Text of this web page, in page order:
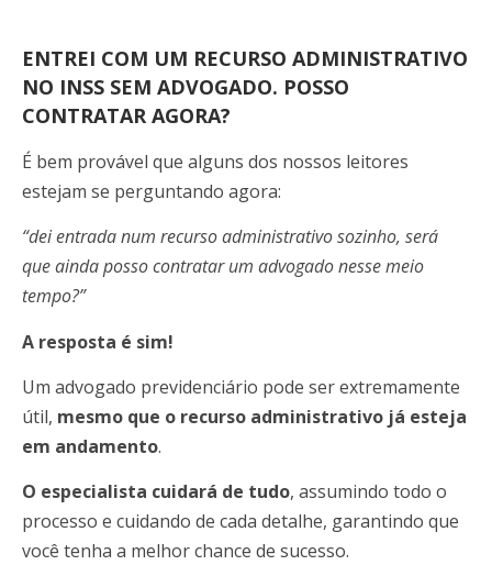
ENTREI COM UM RECURSO ADMINISTRATIVO
NO INSS SEM ADVOGADO. POSSO
CONTRATAR AGORA?
É bem provável que alguns dos nossos leitores
estejam se perguntando agora:
“dei entrada num recurso administrativo sozinho, será
que ainda posso contratar um advogado nesse meio
tempo?”
A resposta é sim!
Um advogado previdenciário pode ser extremamente
útil, mesmo que o recurso administrativo já esteja
em andamento.
O especialista cuidará de tudo, assumindo todo o
processo e cuidando de cada detalhe, garantindo que
você tenha a melhor chance de sucesso.